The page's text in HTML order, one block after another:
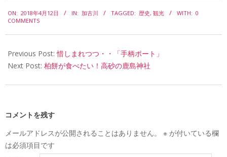
04-
ON: 2018年4月12日 IN: 加古川 TAGGED: 歴史, 観光 WITH: 0
COMMENTS
Previous Post:惜しまれつつ・・「手柄ポート」
Next Post: 柏餅が食べたい！高砂の鹿島神社
コメントを残す
メールアドレスが公開されることはありません。
※ が付いている欄
は必須項目です